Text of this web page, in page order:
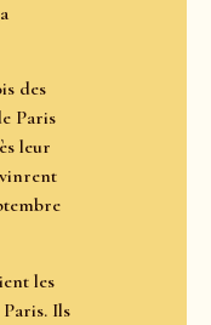
des
Paris
leur
les
Ils